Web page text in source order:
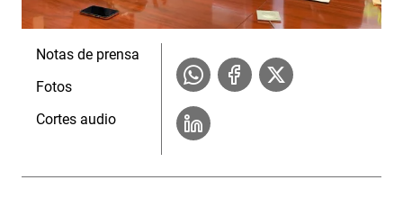
Notas de prensa
Fotos
Cortes audio